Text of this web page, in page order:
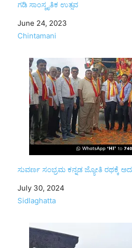
ಗಡಿ ಸಾಂಸ್ಕೃತಿಕ ಉತ್ಸವ
Date
June 24, 2023
In relation to
Chintamani
ಸುವರ್ಣ ಸಂಭ್ರಮ ಕನ್ನಡ ಜ್ಯೋತಿ ರಥಕ್ಕೆ
Date
July 30, 2024
In relation to
Sidlaghatta